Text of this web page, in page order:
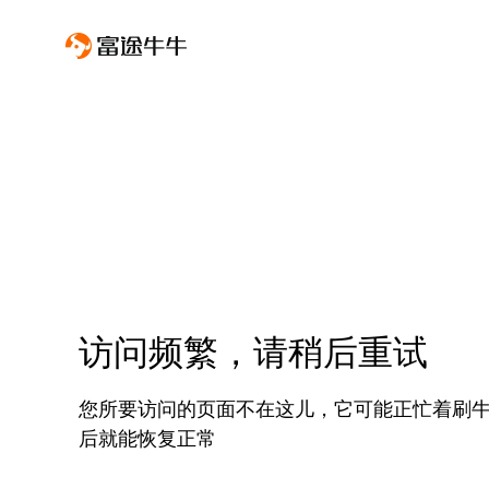
访问频繁，请稍后重试
您所要访问的页面不在这儿，它可能正忙着刷
后就能恢复正常